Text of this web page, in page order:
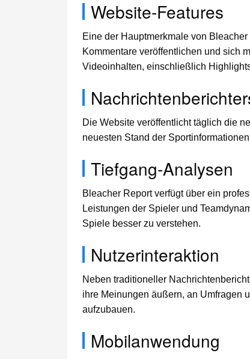
Website-Features
Eine der Hauptmerkmale von
Kommentare veröffentlichen und sich
Videoinhalten, einschließlich
Die Website veröffentlicht täglich die
neuesten Stand der
Tiefgang-Analysen
Bleacher Report verfügt über ein
Leistungen der Spieler und
Spiele besser zu verstehen.
Nutzerinteraktion
Neben traditioneller
ihre Meinungen äußern, an Umfragen
aufzubauen.
Mobilanwendung